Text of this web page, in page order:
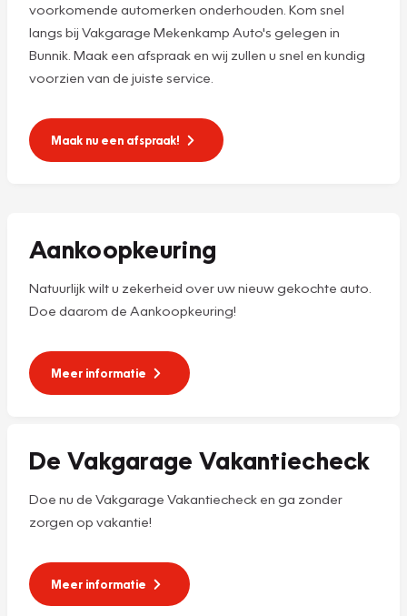
voorkomende automerken onderhouden. Kom snel
langs bij Vakgarage Mekenkamp Auto's gelegen in
Bunnik. Maak een afspraak en wij zullen u snel en kundig
voorzien van de juiste service.
Maak nu een afspraak!
Aankoopkeuring
Natuurlijk wilt u zekerheid over uw nieuw gekochte auto.
Doe daarom de Aankoopkeuring!
Meer informatie
De Vakgarage Vakantiecheck
Doe nu de Vakgarage Vakantiecheck en ga zonder
zorgen op vakantie!
Meer informatie